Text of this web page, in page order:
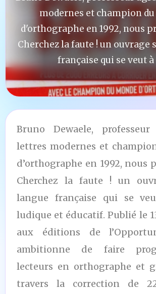
modernes et champion
d'orthographe en 1992, nous
Cherchez la faute ! un ouvrage
française qui se veut à
Bruno Dewaele,
lettres modernes et
d’orthographe en 1992, nous
Cherchez la faute ! un
langue française qui se
ludique et éducatif. Publié le
aux éditions de
ambitionne de faire
lecteurs en orthographe et
travers la correction de